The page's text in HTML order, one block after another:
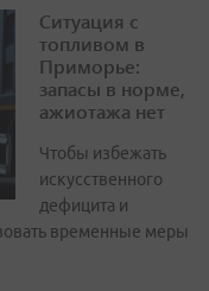
Ситуация с
топливом в
Приморье:
запасы в норме,
ажиотажа нет
Чтобы избежать
искусственного
дефицита и
временные меры